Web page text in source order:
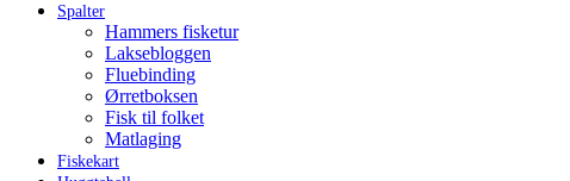
Spalter
Hammers fisketur
Laksebloggen
Fluebinding
Ørretboksen
Fisk til folket
Matlaging
Fiskekart